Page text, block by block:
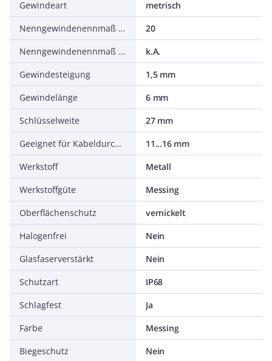
Gewindeart
metrisch
Nenngewindenennmaß metrisch/PG
20
Nenngewindenennmaß in Zoll NPT/Gasrohrgewinde
k.A.
Gewindesteigung
1,5 mm
Gewindelänge
6 mm
Schlüsselweite
27 mm
Geeignet für Kabeldurchmesser
11...16 mm
Werkstoff
Metall
Werkstoffgüte
Messing
Oberflächenschutz
vernickelt
Halogenfrei
Nein
Glasfaserverstärkt
Nein
Schutzart
IP68
Schlagfest
Ja
Farbe
Messing
Biegeschutz
Nein